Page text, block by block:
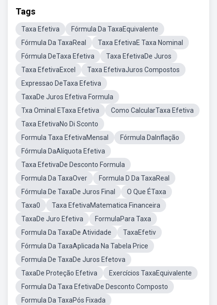
Tags
Taxa Efetiva
Fórmula Da TaxaEquivalente
Fórmula Da TaxaReal
Taxa EfetivaE Taxa Nominal
Fórmula DeTaxa Efetiva
Taxa EfetivaDe Juros
Taxa EfetivaExcel
Taxa EfetivaJuros Compostos
Expressao DeTaxa Efetiva
TaxaDe Juros Efetiva Formula
Txa Ominal ETaxa Efetiva
Como CalcularTaxa Efetiva
Taxa EfetivaNo Di Sconto
Formula Taxa EfetivaMensal
Fórmula DaInflação
Fórmula DaAlíquota Efetiva
Taxa EfetivaDe Desconto Formula
Formula Da TaxaOver
Formula D Da TaxaReal
Fórmula De TaxaDe Juros Final
O Que ÉTaxa
Taxa0
Taxa EfetivaMatematica Financeira
TaxaDe Juro Efetiva
FormulaPara Taxa
Formula Da TaxaDe Atividade
TaxaEfetiv
Fórmula Da TaxaAplicada Na Tabela Price
Formula De TaxaDe Juros Efetova
TaxaDe Proteção Efetiva
Exercícios TaxaEquivalente
Formula Da Taxa EfetivaDe Desconto Composto
Formula Da TaxaPós Fixada